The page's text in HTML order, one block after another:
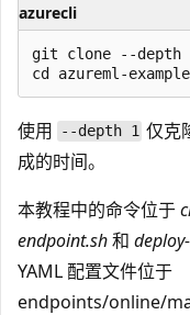
azurecli
git clone --depth
使用 --depth 1 仅克
成的时间。
本教程中的命令位于
endpoint.sh和
YAML 配置文件位于
endpoints/online/